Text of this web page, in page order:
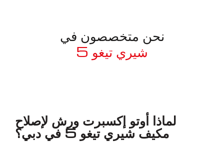
نحن متخصصون في
شيري تيغو 5
لماذا أوتو إكسبرت ورش لإصلاح
مكيف شيري تيغو 5 في دبي؟